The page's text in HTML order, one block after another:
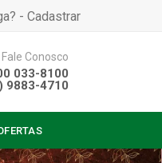
- Cadastrar
Fale Conosco
033-8100
9883-4710